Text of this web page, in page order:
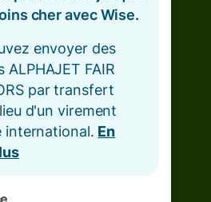
cher avec Wise.
envoyer des
ALPHAJET FAIR
par transfert
d'un virement
international. En